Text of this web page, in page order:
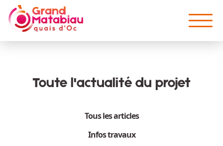
Aller au contenu principal
Toute l'actualité du projet
Tous les articles
Infos travaux